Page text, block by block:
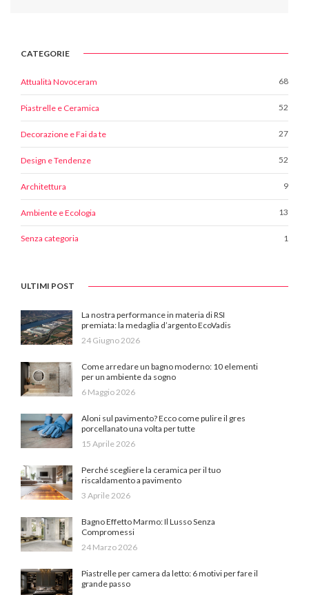
CATEGORIE
Attualità Novoceram 68
Piastrelle e Ceramica 52
Decorazione e Fai da te 27
Design e Tendenze 52
Architettura 9
Ambiente e Ecologia 13
Senza categoria 1
ULTIMI POST
La nostra performance in materia di RSI
premiata: la medaglia d’argento EcoVadis
24 Giugno 2026
Come arredare un bagno moderno: 10 elementi
per un ambiente da sogno
6 Maggio 2026
Aloni sul pavimento? Ecco come pulire il gres
porcellanato una volta per tutte
15 Aprile 2026
Perché scegliere la ceramica per il tuo
riscaldamento a pavimento
3 Aprile 2026
Bagno Effetto Marmo: Il Lusso Senza
Compromessi
24 Marzo 2026
Piastrelle per camera da letto: 6 motivi per fare il
grande passo